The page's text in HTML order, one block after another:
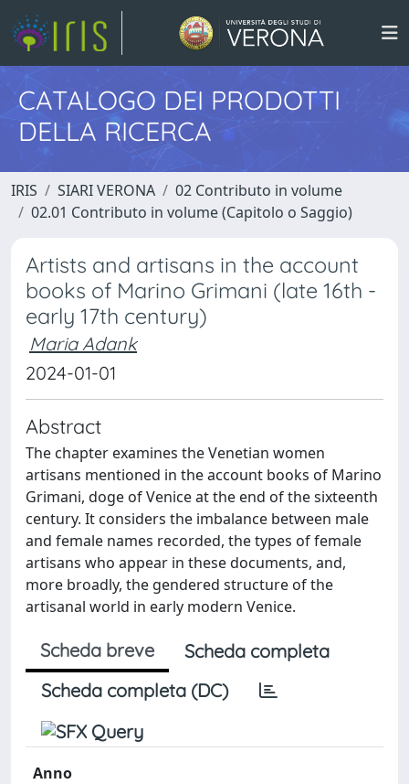
CATALOGO DEI PRODOTTI
DELLA RICERCA
IRIS SIARI VERONA
02 Contributo in volume
02.01 Contributo in volume (Capitolo o Saggio)
Artists and artisans in the account
books of Marino Grimani (late 16th -
early 17th century)
Maria Adank
2024-01-01
Abstract
The chapter examines the Venetian women
artisans mentioned in the account books of Marino
Grimani, doge of Venice at the end of the sixteenth
century. It considers the imbalance between male
and female names recorded, the types of female
artisans who appear in these documents, and,
more broadly, the gendered structure of the
artisanal world in early modern Venice.
Scheda breve
Scheda completa
Scheda completa (DC)
Anno